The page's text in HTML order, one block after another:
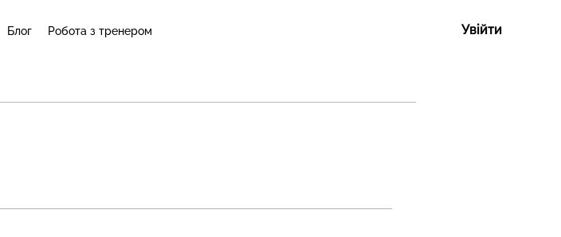
Блог Робота з тренером Увійти